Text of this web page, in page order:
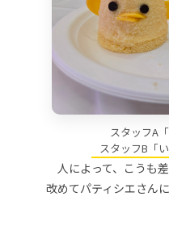
スタッフA
スタッフB「
人によって、こうも
改めてパティシエさん